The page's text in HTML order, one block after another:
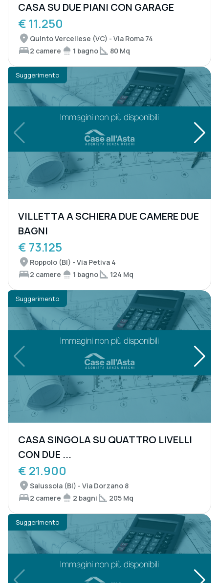
CASA SU DUE PIANI CON GARAGE
€ 11.250
Quinto Vercellese (VC) - Via Roma 74
2 camere
1 bagno 80 Mq
Suggerimento
VILLETTA A SCHIERA DUE CAMERE DUE
BAGNI
€ 73.125
Roppolo (BI) - Via Petiva 4
2 camere
1 bagno 124 Mq
Suggerimento
CASA SINGOLA SU QUATTRO LIVELLI
CON DUE ...
€ 21.900
Salussola (BI) - Via Dorzano 8
2 camere
2 bagni 205 Mq
Suggerimento